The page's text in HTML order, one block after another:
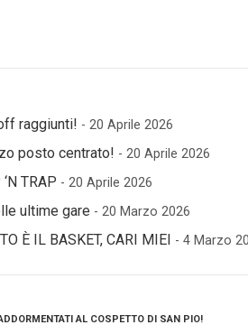
raggiunti! - 20 Aprile 2026
posto centrato! - 20 Aprile 2026
TRAP - 20 Aprile 2026
ultime gare - 20 Marzo 2026
È IL BASKET, CARI MIEI - 4 Marzo
AL COSPETTO DI SAN PIO!